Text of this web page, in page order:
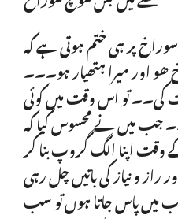
پر ہی ختم ہوتی ہے کہ
اور میرا ہتھیار ہو۔۔۔
تو اس وقت میں کوئی
جب میں نے محسوس کیا کہ
اپنا الگ گروپ بنا کر
و نیاز کی باتیں چل رہی
میں پاس جاتا ہوں تو سب